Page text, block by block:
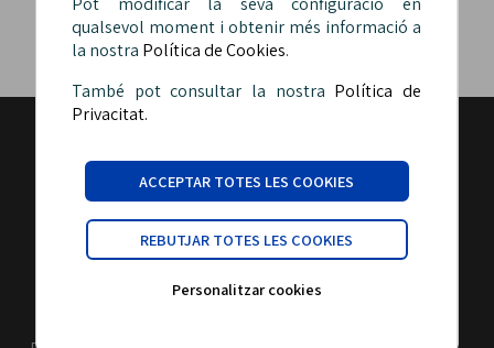
Carrer Malats, 27 | 08030 Barcelona
sip@sipfepol.cat
Telèfon: 933 426 810
qualsevol moment i obtenir més informació a
la nostra Política de Cookies.
També pot consultar la nostra Política de
Privacitat.
ACCEPTAR TOTES LES COOKIES
REBUTJAR TOTES LES COOKIES
Personalitzar cookies